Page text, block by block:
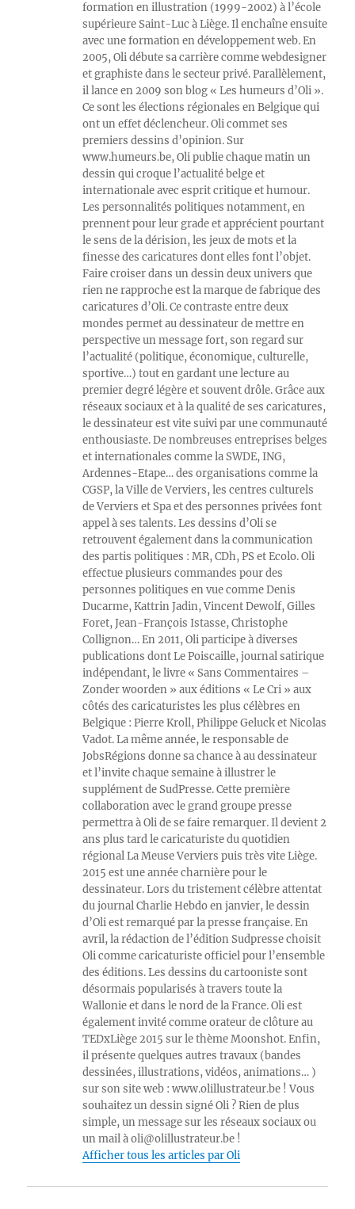
formation en illustration (1999-2002) à l’école
supérieure Saint-Luc à Liège. Il enchaîne ensuite
avec une formation en développement web. En
2005, Oli débute sa carrière comme webdesigner
et graphiste dans le secteur privé. Parallèlement,
il lance en 2009 son blog « Les humeurs d’Oli ».
Ce sont les élections régionales en Belgique qui
ont un effet déclencheur. Oli commet ses
premiers dessins d’opinion. Sur
www.humeurs.be, Oli publie chaque matin un
dessin qui croque l’actualité belge et
internationale avec esprit critique et humour.
Les personnalités politiques notamment, en
prennent pour leur grade et apprécient pourtant
le sens de la dérision, les jeux de mots et la
finesse des caricatures dont elles font l’objet.
Faire croiser dans un dessin deux univers que
rien ne rapproche est la marque de fabrique des
caricatures d’Oli. Ce contraste entre deux
mondes permet au dessinateur de mettre en
perspective un message fort, son regard sur
l’actualité (politique, économique, culturelle,
sportive…) tout en gardant une lecture au
premier degré légère et souvent drôle. Grâce aux
réseaux sociaux et à la qualité de ses caricatures,
le dessinateur est vite suivi par une communauté
enthousiaste. De nombreuses entreprises belges
et internationales comme la SWDE, ING,
Ardennes-Etape… des organisations comme la
CGSP, la Ville de Verviers, les centres culturels
de Verviers et Spa et des personnes privées font
appel à ses talents. Les dessins d’Oli se
retrouvent également dans la communication
des partis politiques : MR, CDh, PS et Ecolo. Oli
effectue plusieurs commandes pour des
personnes politiques en vue comme Denis
Ducarme, Kattrin Jadin, Vincent Dewolf, Gilles
Foret, Jean-François Istasse, Christophe
Collignon… En 2011, Oli participe à diverses
publications dont Le Poiscaille, journal satirique
indépendant, le livre « Sans Commentaires –
Zonder woorden » aux éditions « Le Cri » aux
côtés des caricaturistes les plus célèbres en
Belgique : Pierre Kroll, Philippe Geluck et Nicolas
Vadot. La même année, le responsable de
JobsRégions donne sa chance à au dessinateur
et l’invite chaque semaine à illustrer le
supplément de SudPresse. Cette première
collaboration avec le grand groupe presse
permettra à Oli de se faire remarquer. Il devient 2
ans plus tard le caricaturiste du quotidien
régional La Meuse Verviers puis très vite Liège.
2015 est une année charnière pour le
dessinateur. Lors du tristement célèbre attentat
du journal Charlie Hebdo en janvier, le dessin
d’Oli est remarqué par la presse française. En
avril, la rédaction de l’édition Sudpresse choisit
Oli comme caricaturiste officiel pour l’ensemble
des éditions. Les dessins du cartooniste sont
désormais popularisés à travers toute la
Wallonie et dans le nord de la France. Oli est
également invité comme orateur de clôture au
TEDxLiège 2015 sur le thème Moonshot. Enfin,
il présente quelques autres travaux (bandes
dessinées, illustrations, vidéos, animations… )
sur son site web : www.olillustrateur.be ! Vous
souhaitez un dessin signé Oli ? Rien de plus
simple, un message sur les réseaux sociaux ou
un mail à oli@olillustrateur.be !
Afficher tous les articles par Oli